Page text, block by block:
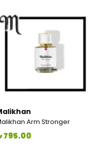
Arm Stronger
795.00